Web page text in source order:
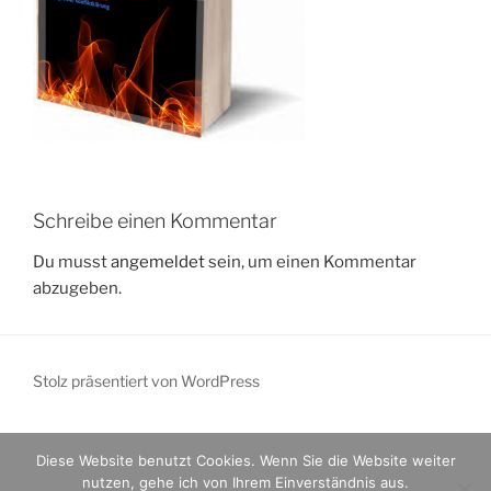
Schreibe einen Kommentar
Du musstangemeldetsein, um einen Kommentar
abzugeben.
Stolz präsentiert von WordPress
Diese Website benutzt Cookies. Wenn Sie die Website weiter
nutzen, gehe ich von Ihrem Einverständnis aus.